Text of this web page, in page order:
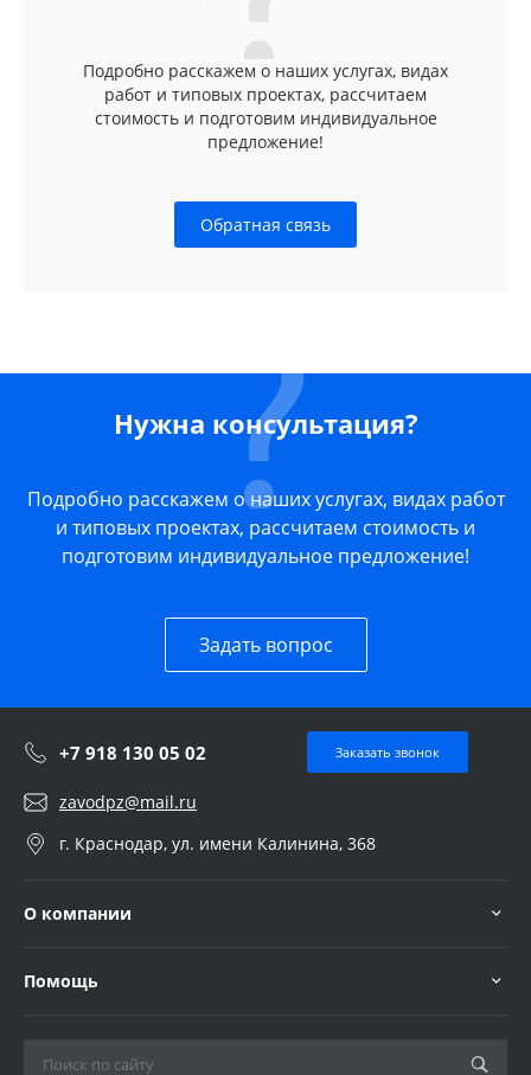
Подробно расскажем о наших услугах, видах
работ и типовых проектах, рассчитаем
стоимость и подготовим индивидуальное
предложение!
Обратная связь
Нужна консультация?
Подробно расскажем о наших услугах, видах работ
и типовых проектах, рассчитаем стоимость и
подготовим индивидуальное предложение!
Задать вопрос
+7 918 130 05 02 Заказать звонок
zavodpz@mail.ru
г. Краснодар, ул. имени Калинина, 368
О компании
Помощь